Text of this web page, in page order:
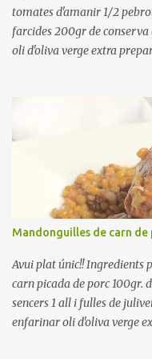
tomates d'amanir 1/2
farcides 200gr de
oli d'oliva verge extra
Renteu les tomates i
rodanxes. Una hora
ben escorreguts, en un
el pebrot, la ceba,
Amaniu amb sal i oli...
Mandonguilles de carn de
Avui plat únic!! Ingredients
carn picada de porc 100gr.
sencers 1 all i fulles de
enfarinar oli d'oliva verge